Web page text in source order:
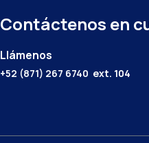
Contáctenos en
Llámenos
+52 (871) 267 6740 ext. 104